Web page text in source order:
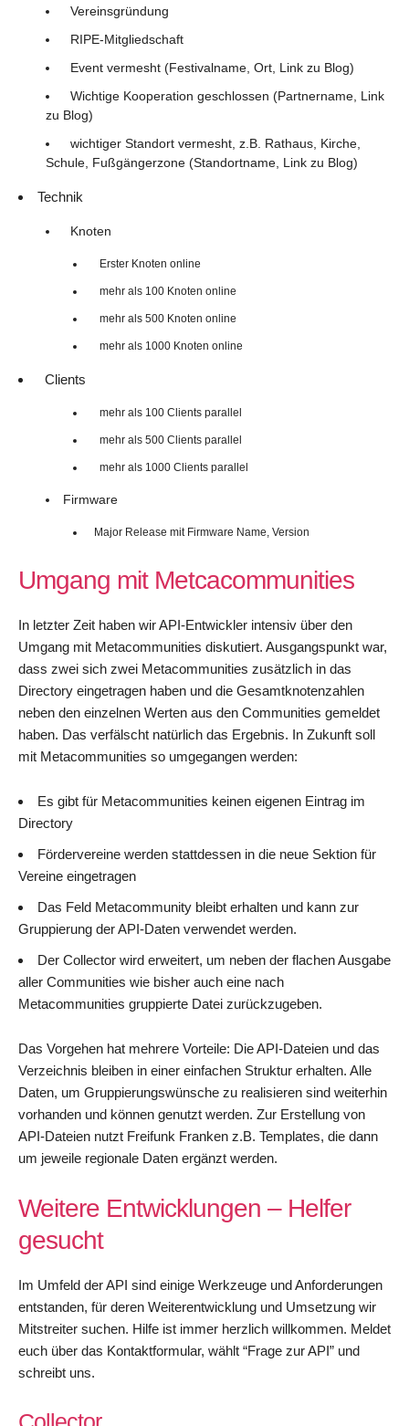
Vereinsgründung
RIPE-Mitgliedschaft
Event vermesht (Festivalname, Ort, Link zu Blog)
Wichtige Kooperation geschlossen (Partnername, Link
zu Blog)
wichtiger Standort vermesht, z.B. Rathaus, Kirche,
Schule, Fußgängerzone (Standortname, Link zu Blog)
Technik
Knoten
Erster Knoten online
mehr als 100 Knoten online
mehr als 500 Knoten online
mehr als 1000 Knoten online
Clients
mehr als 100 Clients parallel
mehr als 500 Clients parallel
mehr als 1000 Clients parallel
Firmware
Major Release mit Firmware Name, Version
Umgang mit Metcacommunities
In letzter Zeit haben wir API-Entwickler intensiv über den
Umgang mit Metacommunities diskutiert. Ausgangspunkt war,
dass zwei sich zwei Metacommunities zusätzlich in das
Directory eingetragen haben und die Gesamtknotenzahlen
neben den einzelnen Werten aus den Communities gemeldet
haben. Das verfälscht natürlich das Ergebnis. In Zukunft soll
mit Metacommunities so umgegangen werden:
Es gibt für Metacommunities keinen eigenen Eintrag im
Directory
Fördervereine werden stattdessen in die neue Sektion für
Vereine eingetragen
Das Feld Metacommunity bleibt erhalten und kann zur
Gruppierung der API-Daten verwendet werden.
Der Collector wird erweitert, um neben der flachen Ausgabe
aller Communities wie bisher auch eine nach
Metacommunities gruppierte Datei zurückzugeben.
Das Vorgehen hat mehrere Vorteile: Die API-Dateien und das
Verzeichnis bleiben in einer einfachen Struktur erhalten. Alle
Daten, um Gruppierungswünsche zu realisieren sind weiterhin
vorhanden und können genutzt werden. Zur Erstellung von
API-Dateien nutzt Freifunk Franken z.B. Templates, die dann
um jeweile regionale Daten ergänzt werden.
Weitere Entwicklungen – Helfer
gesucht
Im Umfeld der API sind einige Werkzeuge und Anforderungen
entstanden, für deren Weiterentwicklung und Umsetzung wir
Mitstreiter suchen. Hilfe ist immer herzlich willkommen. Meldet
euch über das Kontaktformular, wählt “Frage zur API” und
schreibt uns.